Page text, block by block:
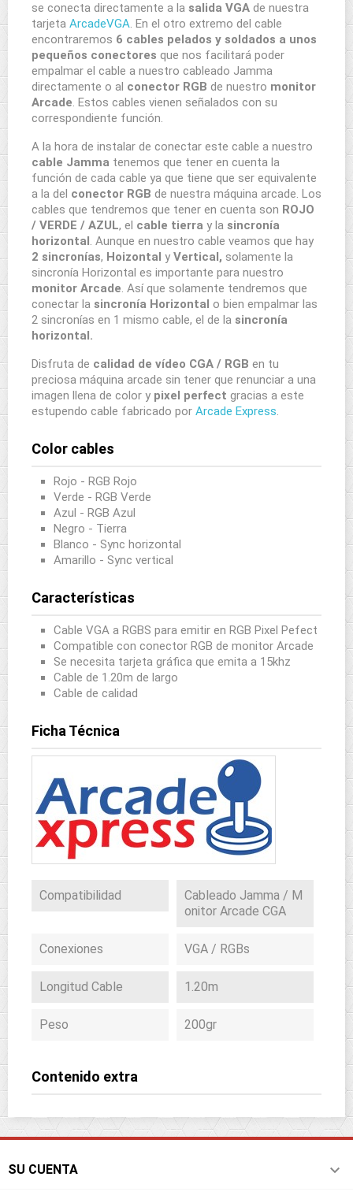
se conecta directamente a la salida VGA de nuestra
tarjeta ArcadeVGA. En el otro extremo del cable
encontraremos 6 cables pelados y soldados a unos
pequeños conectores que nos facilitará poder
empalmar el cable a nuestro cableado Jamma
directamente o al conector RGB de nuestro monitor
Arcade. Estos cables vienen señalados con su
correspondiente función.
A la hora de instalar de conectar este cable a nuestro
cable Jamma tenemos que tener en cuenta la
función de cada cable ya que tiene que ser equivalente
a la del conector RGB de nuestra máquina arcade. Los
cables que tendremos que tener en cuenta son ROJO
/ VERDE / AZUL, el cable tierra y la sincronía
horizontal. Aunque en nuestro cable veamos que hay
2 sincronías, Hoizontal y Vertical, solamente la
sincronía Horizontal es importante para nuestro
monitor Arcade. Así que solamente tendremos que
conectar la sincronía Horizontal o bien empalmar las
2 sincronías en 1 mismo cable, el de la sincronía
horizontal.
Disfruta de calidad de vídeo CGA / RGB en tu
preciosa máquina arcade sin tener que renunciar a una
imagen llena de color y pixel perfect gracias a este
estupendo cable fabricado por Arcade Express.
Color cables
Rojo - RGB Rojo
Verde - RGB Verde
Azul - RGB Azul
Negro - Tierra
Blanco - Sync horizontal
Amarillo - Sync vertical
Características
Cable VGA a RGBS para emitir en RGB Pixel Pefect
Compatible con conector RGB de monitor Arcade
Se necesita tarjeta gráfica que emita a 15khz
Cable de 1.20m de largo
Cable de calidad
Ficha Técnica
Compatibilidad
Cableado Jamma / M
onitor Arcade CGA
Conexiones VGA / RGBs
Longitud Cable 1.20m
Peso 200gr
Contenido extra
SU CUENTA 